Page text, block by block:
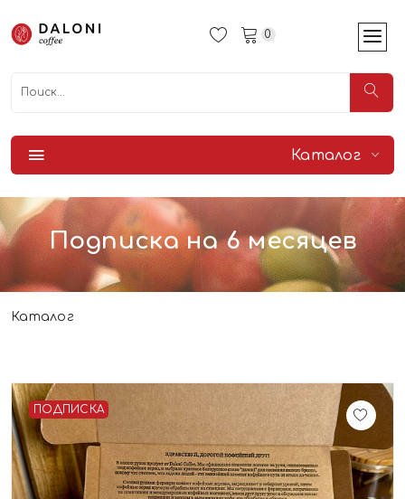
0
Каталог
Подписка на 6 месяцев
Каталог
ПОДПИСКА